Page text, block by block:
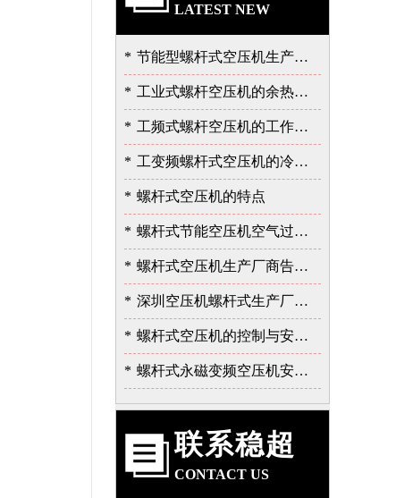
LATEST NEW
* 节能型螺杆式空压机生产厂告诉我的泄露故障的严重性
* 工业式螺杆空压机的余热的价值
* 工频式螺杆空压机的工作过程
* 工变频螺杆式空压机的冷却与润滑系统
* 螺杆式空压机的特点
* 螺杆式节能空压机空气过滤器的保养
* 螺杆式空压机生产厂商告诉您余热回收的重要性
* 深圳空压机螺杆式生产厂家告诉您如何选择空压机
* 螺杆式空压机的控制与安全保护系统
* 螺杆式永磁变频空压机安装注意事项-深圳稳超
联系稳超
CONTACT US